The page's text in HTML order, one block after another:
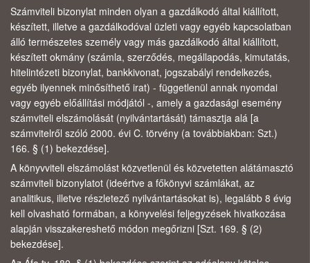
Számviteli bizonylat minden olyan a gazdálkodó által kiállított,
készített, illetve a gazdálkodóval üzleti vagy egyéb kapcsolatban
álló természetes személy vagy más gazdálkodó által kiállított,
készített okmány (számla, szerződés, megállapodás, kimutatás,
hitelintézeti bizonylat, bankkivonat, jogszabályi rendelkezés,
egyéb ilyennek minősíthető irat) - függetlenül annak nyomdai
vagy egyéb előállítási módjától -, amely a gazdasági esemény
számviteli elszámolását (nyilvántartását) támasztja alá [a
számvitelről szóló 2000. évi C. törvény (a továbbiakban: Szt.)
166. § (1) bekezdése].
A könyvviteli elszámolást közvetlenül és közvetetten alátámasztó
számviteli bizonylatot (ideértve a főkönyvi számlákat, az
analitikus, illetve részletező nyilvántartásokat is), legalább 8 évig
kell olvasható formában, a könyvelési feljegyzések hivatkozása
alapján visszakereshető módon megőrizni [Szt. 169. § (2)
bekezdése].